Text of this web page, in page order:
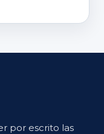
por escrito las